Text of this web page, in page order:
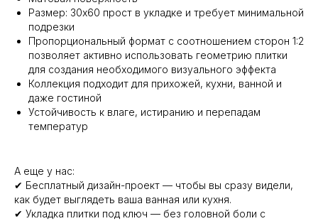
Размер: 30x60 прост в укладке и требует минимальной
подрезки
Пропорциональный формат с соотношением сторон 1:2
позволяет активно использовать геометрию плитки
для создания необходимого визуального эффекта
Коллекция подходит для прихожей, кухни, ванной и
даже гостиной
Устойчивость к влаге, истиранию и перепадам
температур
А еще у нас:
✔ Бесплатный дизайн-проект — чтобы вы сразу видели,
как будет выглядеть ваша ванная или кухня.
✔ Укладка плитки под ключ — без головной боли с